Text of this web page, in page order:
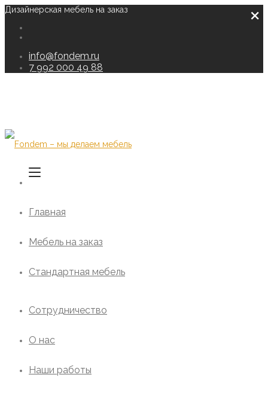
Дизайнерская мебель на заказ
info@fondem.ru
7 992 000 49 88
Главная
Мебель на заказ
Стандартная мебель
Сотрудничество
О нас
Наши работы
×